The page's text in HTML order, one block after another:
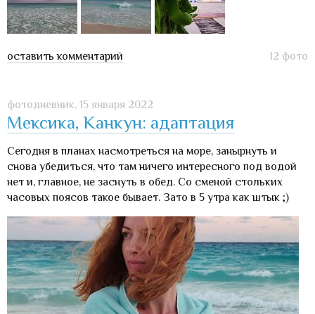
оставить комментарий 12 фото
фотодневник, 15 января 2022
Мексика, Канкун: адаптация
Сегодня в планах насмотреться на море, занырнуть и
снова убедиться, что там ничего интересного под водой
нет и, главное, не заснуть в обед. Со сменой стольких
часовых поясов такое бывает. Зато в 5 утра как штык ;)